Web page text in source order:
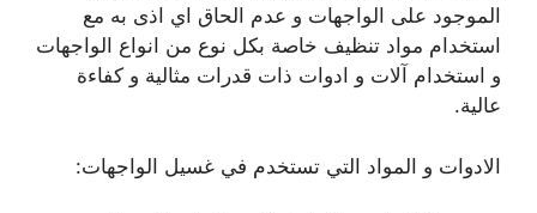
الموجود على الواجهات و عدم الحاق اي اذى به مع
استخدام مواد تنظيف خاصة بكل نوع من انواع الواجهات
و استخدام آلات و ادوات ذات قدرات مثالية و كفاءة
عالية.
الادوات و المواد التي تستخدم في غسيل الواجهات: